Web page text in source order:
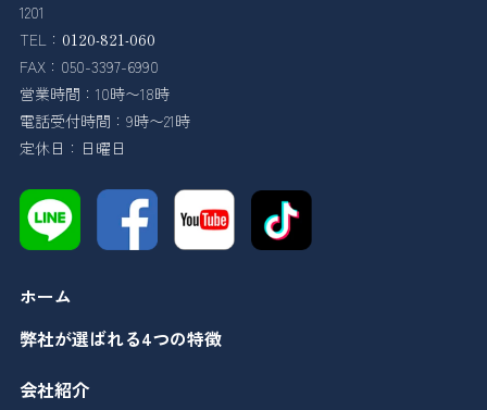
1201
TEL： 0120-821-060
FAX：050-3397-6990
営業時間：10時〜18時
電話受付時間：9時〜21時
定休日：日曜日
ホーム
弊社が選ばれる4つの特徴
会社紹介